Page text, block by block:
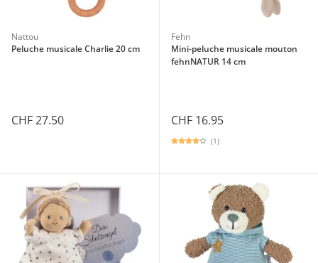
Nattou
Peluche musicale Charlie 20 cm
CHF 27.50
Fehn
Mini-peluche musicale mouton
fehnNATUR 14 cm
CHF 16.95
(1)